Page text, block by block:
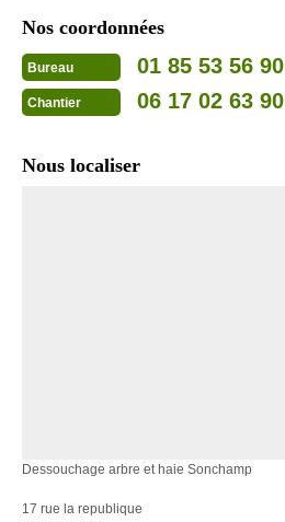
Nos coordonnées
Bureau 01 85 53 56 90
Chantier 06 17 02 63 90
Nous localiser
Dessouchage arbre et haie Sonchamp
17 rue la republique